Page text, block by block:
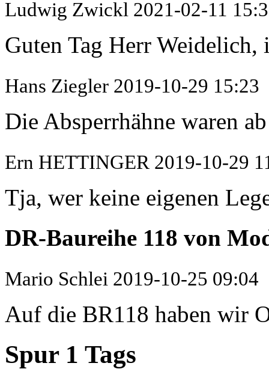
Ludwig Zwickl 2021-02-11
Guten Tag Herr
Hans Ziegler 2019-10-29 15:23
Die Absperrhähne waren
Ern HETTINGER 2019-10-29
Tja, wer keine eigenen
DR-Baureihe 118 von
Mario Schlei 2019-10-25 09:04
Auf die BR118 haben wir
Spur 1 Tags